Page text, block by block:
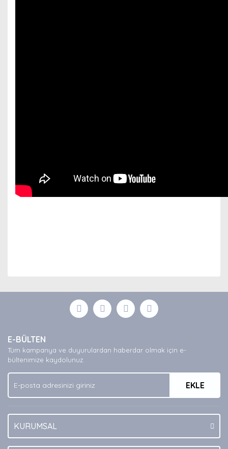
Yorum Yaz
formunu kullanarak tarafımıza iletebilirsiniz.
Görüş ve önerileriniz için teşekkür ederiz.
Ürün açıklamasında eksik bilgiler bulunuyor.
Ürün bilgilerinde hatalar bulunuyor.
Ürün fiyatı diğer sitelerden daha pahalı.
Bu ürüne benzer farklı alternatifler olmalı.
E-BÜLTEN
Tüm kampanya ve duyurulardan haberdar olmak için e-
bültenimize kaydolunuz.
EKLE
KURUMSAL